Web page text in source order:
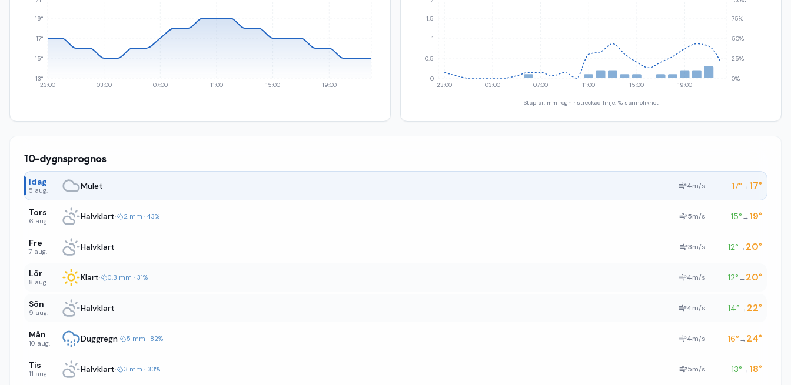
23:00 03:00 07:00 11:00 15:00 19:00
13°
15°
17°
19°
23:00 03:00 07:00 11:00 15:00 19:00
0
0.5
1
1.5
0%
25%
50%
75%
Staplar: mm regn · streckad linje: % sannolikhet
10-dygnsprognos
Idag
5 aug. Mulet 4m/s 17°→17°
Tors
6 aug. Halvklart· 2 mm · 43% 5m/s 15°→19°
Fre
7 aug. Halvklart 3m/s 12°→20°
Lör
8 aug. Klart· 0.3 mm · 31% 4m/s 12°→20°
Sön
9 aug. Halvklart 4m/s 14°→22°
Mån
10 aug. Duggregn· 5 mm · 82% 4m/s 16°→24°
Tis
11 aug. Halvklart· 3 mm · 33% 5m/s 13°→18°